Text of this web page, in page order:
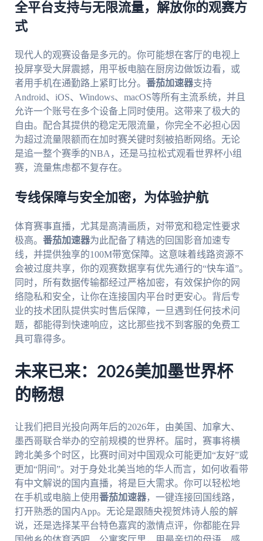
全平台支持与无限流量，解放你的观赛方
式
现代人的观赛设备是多元的。你可能想在客厅的电视上
投屏享受大屏震撼，用平板电脑在厨房边做饭边看，或
者用手机在通勤路上紧盯比分。 番茄加速器支持
Android、iOS、Windows、macOS等所有主流系统，并且
允许一个账号在多个设备上同时使用。这带来了极大的
自由。配合其提供的稳定无限流量，你完全不必担心因
为超过流量限额而在加时赛关键时刻被掐断网络。无论
是追一整个赛季的NBA，还是马拉松式观看世界杯小组
赛，流量焦虑都不复存在。
专线保障与安全加密，为体验护航
体育赛事直播，尤其是高清画质，对带宽和稳定性要求
极高。 番茄加速器为此配备了精选的回国影音加速专
线，并提供独享的100M带宽保障。这意味着线路资源不
会被过度共享，你的观赛数据享有优先通行的“快车道”。
同时，所有数据传输都经过严格加密，有效保护你的网
络隐私和安全，让你在连接国内平台时更安心。背后专
业的技术团队提供实时售后保障，一旦遇到任何技术问
题，都能得到快速响应，这比那些找不到客服的免费工
具可靠得多。
未来已来：2026美加墨世界杯
的畅想
让我们把目光投向两年后的2026年，由美国、加拿大、
墨西哥联合举办的空前规模的世界杯。届时，赛事将横
跨北美多个时区，比赛时间对中国观众可能更加“友好”或
更加“阴间”。对于身处北美当地的华人而言，如何收看带
有中文解说的国内直播，将是巨大需求。你可以轻松地
在手机或电脑上使用番茄加速器，一键连接回国线路，
打开熟悉的国内App。无论是跟随央视贺炜诗人般的解
说，还是选择某平台特色嘉宾的激情点评，你都能在异